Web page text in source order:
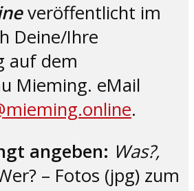
veröffentlicht im
Deine/Ihre
auf dem
Mieming. eMail
.
angeben: Was?,
– Fotos (jpg) zum